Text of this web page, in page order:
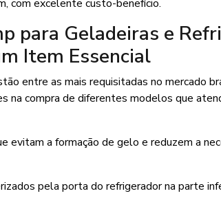
com excelente custo-benefício.
para Geladeiras e
Item Essencial
entre as mais requisitadas no mercado
na compra de diferentes modelos que
evitam a formação de gelo e reduzem a
pela porta do refrigerador na parte